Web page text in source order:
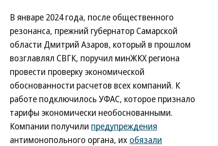
В январе 2024 года, после общественного
резонанса, прежний губернатор Самарской
области Дмитрий Азаров, который в прошлом
возглавлял СВГК, поручил минЖКХ региона
провести проверку экономической
обоснованности расчетов всех компаний. К
работе подключилось УФАС, которое признало
тарифы экономически необоснованными.
Компании получили предупреждения
антимонопольного органа, их обязали